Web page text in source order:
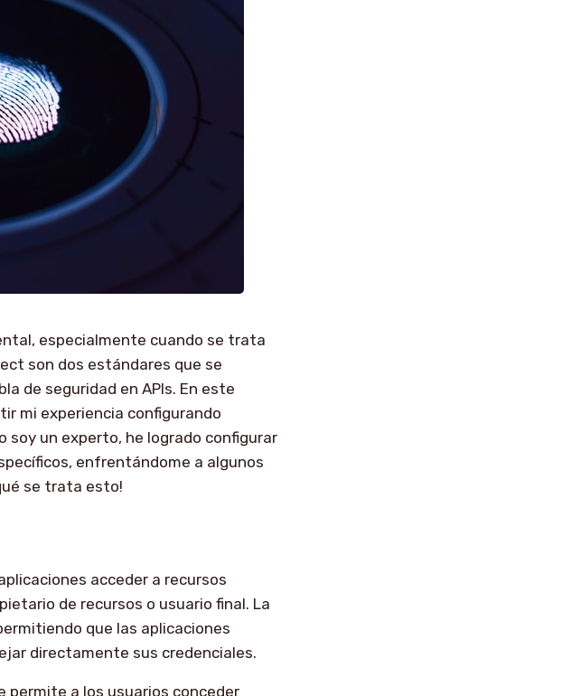
especialmente cuando se trata
son dos estándares que se
de seguridad en APIs. En este
mi experiencia configurando
soy un experto, he logrado configurar
enfrentándome a algunos
se trata esto!
acceder a recursos
de recursos o usuario final. La
que las aplicaciones
directamente sus credenciales.
permite a los usuarios conceder